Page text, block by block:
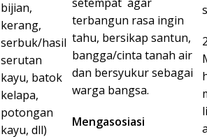
bijian,
kerang,
serbuk/hasil
serutan
kayu, batok
kelapa,
potongan
kayu, dll)
terbangun rasa ingin
tahu, bersikap santun,
bangga/cinta tanah air
dan bersyukur sebagai
warga bangsa.
Mengasosiasi